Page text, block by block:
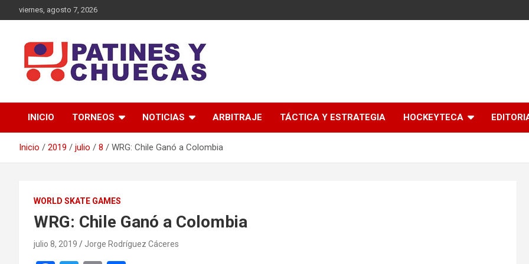
al
viernes, agosto 7, 2026
Patines y Chuecas
INICIO TORNEOS NOTICIAS ARBITRAJE TÁCTICA Y ESTRATEGIA HOCKEYTECA
Inicio 2019 julio 8 WRG: Chile Ganó a Colombia
WORLD SKATE GAMES
WRG: Chile Ganó a Colombia
julio 8, 2019 Jorge Rodríguez Cáceres